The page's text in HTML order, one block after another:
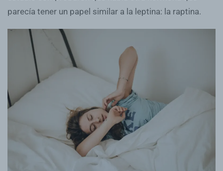
parecía tener un papel similar a la leptina: la raptina.